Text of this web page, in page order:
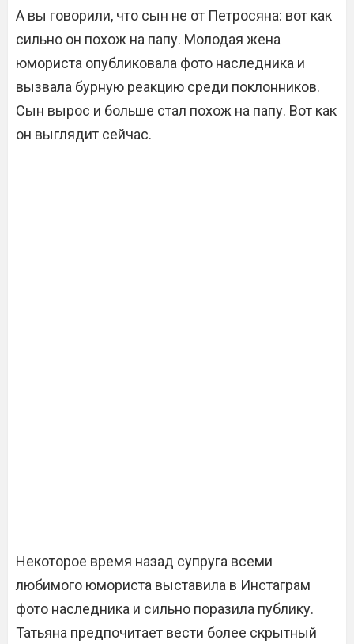
А вы говорили, что сын не от Петросяна: вот как
сильно он похож на папу. Молодая жена
юмориста опубликовала фото наследника и
вызвала бурную реакцию среди поклонников.
Сын вырос и больше стал похож на папу. Вот как
он выглядит сейчас.
Некоторое время назад супруга всеми
любимого юмориста выставила в Инстаграм
фото наследника и сильно поразила публику.
Татьяна предпочитает вести более скрытный